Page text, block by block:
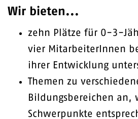
Wir bieten...
zehn Plätze für 0-3-
vier MitarbeiterInnen
ihrer Entwicklung
Themen zu
Bildungsbereichen an,
Schwerpunkte